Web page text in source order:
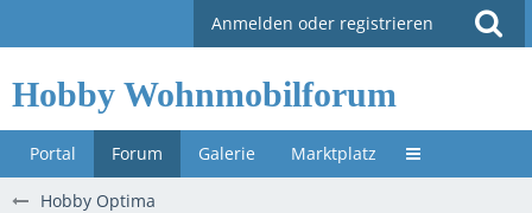
Anmelden oder registrieren
Hobby Wohnmobilforum
Portal Forum Galerie Marktplatz Untermenü »
Hobby Optima